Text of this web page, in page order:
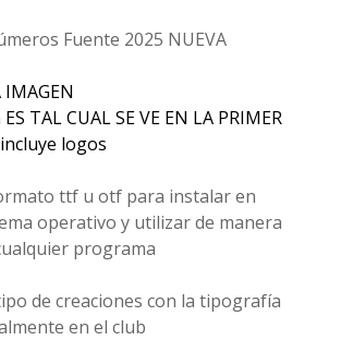
Fuente 2025 NUEVA
IMAGEN
TAL CUAL SE VE EN LA PRIMER
logos
ttf u otf para instalar en
operativo y utilizar de manera
programa
de creaciones con la tipografía
en el club